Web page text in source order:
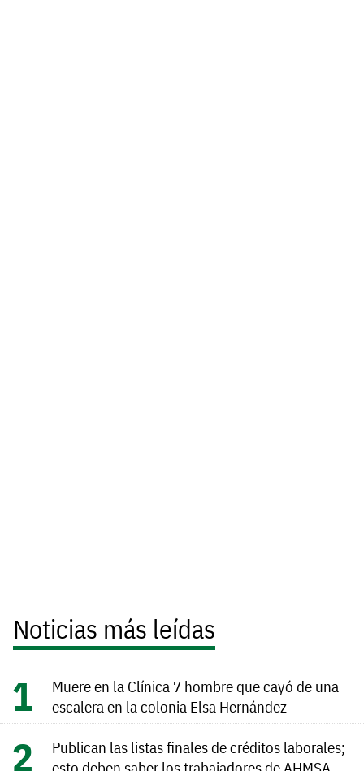
Noticias más leídas
Muere en la Clínica 7 hombre que cayó de una
escalera en la colonia Elsa Hernández
Publican las listas finales de créditos laborales;